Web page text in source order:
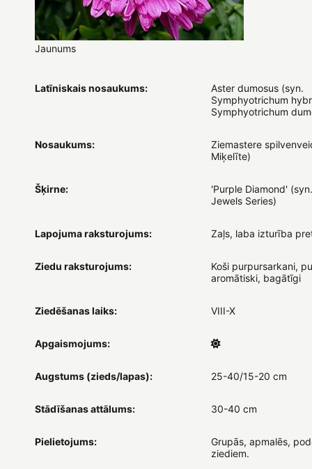
Jaunums
Latīniskais nosaukums:
Aster dumosus (syn.
Symphyotrichum
Symphyotrichum
Nosaukums:
Ziemastere
Miķelīte)
Šķirne:
'Purple Diamond'
Jewels Series)
Lapojuma raksturojums: Zaļs, laba izturība
Ziedu raksturojums:
Koši purpursarkani,
aromātiski, bagātīgi
Ziedēšanas laiks: VIII-X
Apgaismojums:
Augstums (zieds/lapas): 25-40/15-20 cm
Stādīšanas attālums: 30-40 cm
Pielietojums:
Grupās, apmalēs,
ziediem.